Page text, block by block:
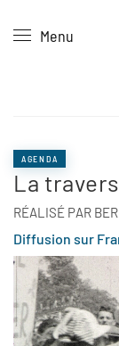
Skip to main
Menu
AGENDA
La
RÉALISÉ PAR
Diffusion sur
Panneau de